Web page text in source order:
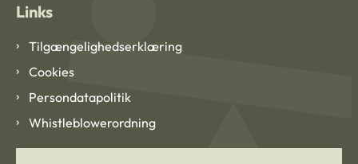
Links
Tilgængelighedserklæring
Cookies
Persondatapolitik
Whistleblowerordning